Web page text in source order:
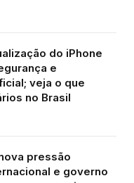
do iPhone
e
veja o que
no Brasil
pressão
e governo